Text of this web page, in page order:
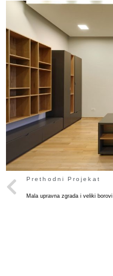
Prethodni Projekat
Mala upravna zgrada i veliki borovi